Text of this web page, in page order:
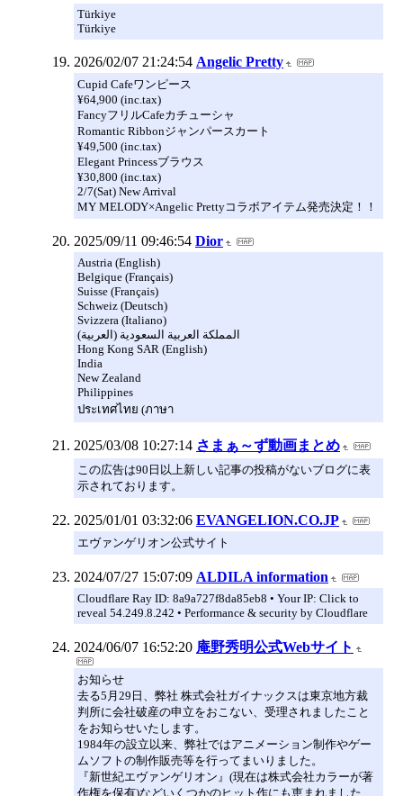
Türkiye
Türkiye
2026/02/07 21:24:54 Angelic Pretty
Cupid Cafeワンピース
¥64,900 (inc.tax)
FancyフリルCafeカチューシャ
Romantic Ribbonジャンパースカート
¥49,500 (inc.tax)
Elegant Princessブラウス
¥30,800 (inc.tax)
2/7(Sat) New Arrival
MY MELODY×Angelic Prettyコラボアイテム発売決定！！
2025/09/11 09:46:54 Dior
Austria (English)
Belgique (Français)
Suisse (Français)
Schweiz (Deutsch)
Svizzera (Italiano)
المملكة العربية السعودية (العربية)
Hong Kong SAR (English)
India
New Zealand
Philippines
ประเทศไทย (ภาษา
2025/03/08 10:27:14 さまぁ～ず動画まとめ
この広告は90日以上新しい記事の投稿がないブログに表
示されております。
2025/01/01 03:32:06 EVANGELION.CO.JP
エヴァンゲリオン公式サイト
2024/07/27 15:07:09 ALDILA information
Cloudflare Ray ID: 8a9a727f8da85eb8 • Your IP: Click to
reveal 54.249.8.242 • Performance & security by Cloudflare
2024/06/07 16:52:20 庵野秀明公式Webサイト
お知らせ
去る5月29日、弊社 株式会社ガイナックスは東京地方裁
判所に会社破産の申立をおこない、受理されましたこと
をお知らせいたします。
1984年の設立以来、弊社ではアニメーション制作やゲー
ムソフトの制作販売等を行ってまいりました。
『新世紀エヴァンゲリオン』(現在は株式会社カラーが著
作権を保有)などいくつかのヒット作にも恵まれました